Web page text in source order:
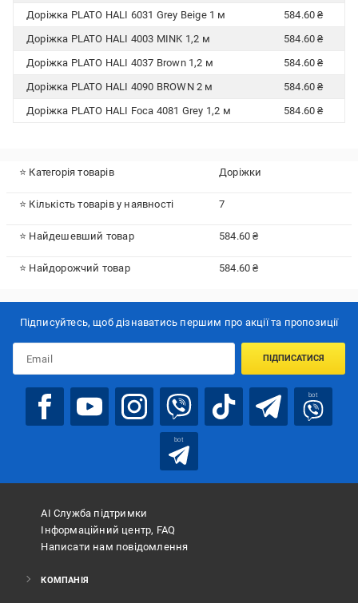
Доріжка PLATO HALI 6031 Grey Beige 1 м
584.60 ₴
Доріжка PLATO HALI 4003 MINK 1,2 м
584.60 ₴
Доріжка PLATO HALI 4037 Brown 1,2 м
584.60 ₴
Доріжка PLATO HALI 4090 BROWN 2 м
584.60 ₴
Доріжка PLATO HALI Foca 4081 Grey 1,2 м
584.60 ₴
⭐ Категорія товарів Доріжки
⭐ Кількість товарів у наявності 7
⭐ Найдешевший товар 584.60 ₴
⭐ Найдорожчий товар 584.60 ₴
Підписуйтесь, щоб дізнаватись першим про акції та пропозиції
ПІДПИСАТИСЯ
bot
bot
АІ Служба підтримки
Інформаційний центр, FAQ
Написати нам повідомлення
КОМПАНІЯ